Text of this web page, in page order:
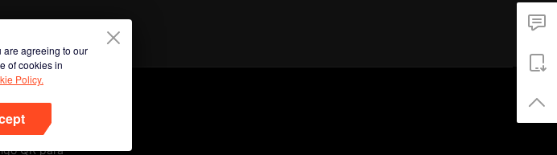
are agreeing to our
of cookies in
Policy.
QR para